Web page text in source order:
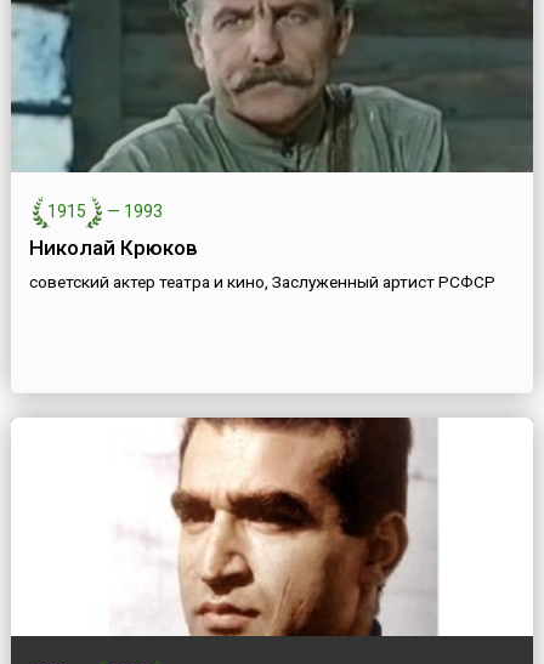
1915 — 1993
Николай Крюков
советский актер театра и кино, Заслуженный артист РСФСР